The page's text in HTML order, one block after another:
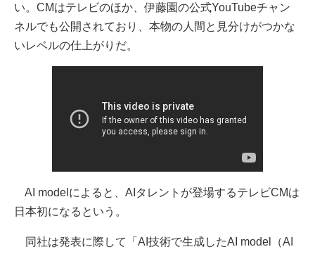
い。CMはテレビのほか、伊藤園の公式YouTubeチャン
ネルでも公開されており、本物の人間と見分けがつかな
いレベルの仕上がりだ。
AI modelによると、AIタレントが登場するテレビCMは
日本初になるという。
同社は発表に際して「AI技術で生成したAI model（AI